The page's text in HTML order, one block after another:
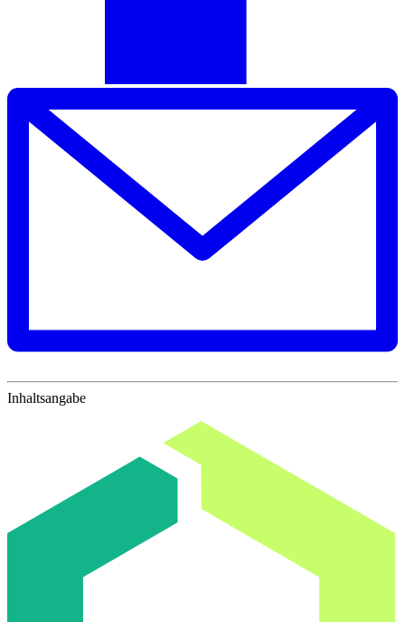
Inhaltsangabe